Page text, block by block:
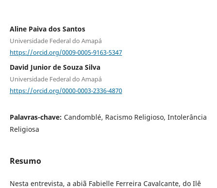
Aline Paiva dos Santos
Universidade Federal do Amapá
https://orcid.org/0009-0005-9163-5347
David Junior de Souza Silva
Universidade Federal do Amapá
https://orcid.org/0000-0003-2336-4870
Palavras-chave: Candomblé, Racismo Religioso, Intolerância
Religiosa
Resumo
Nesta entrevista, a abiã Fabielle Ferreira Cavalcante, do Ilê